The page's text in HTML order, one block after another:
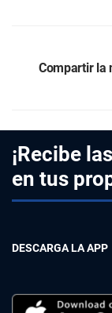
Compartir la
¡Recibe
en tus
DESCARGA LA APP